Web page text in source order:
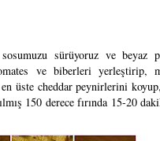
sürüyoruz ve beyaz
ve biberleri yerleştirip,
üste cheddar peynirlerini
150 derece fırında 15-20